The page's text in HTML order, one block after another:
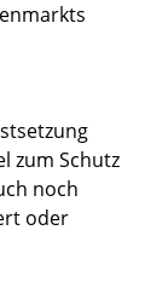
zum Schutz
noch
oder